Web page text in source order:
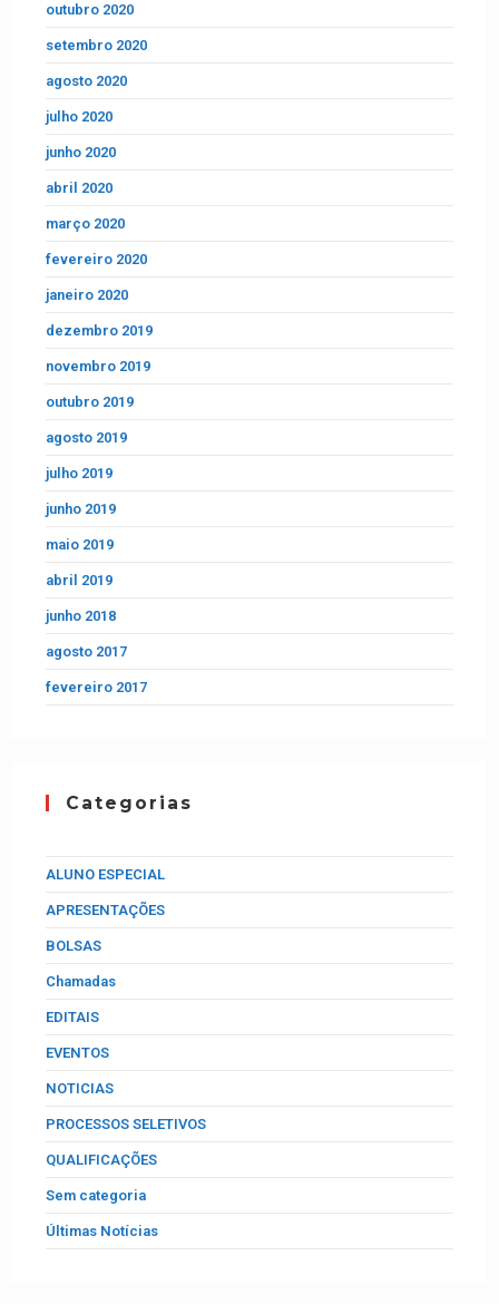
outubro 2020
setembro 2020
agosto 2020
julho 2020
junho 2020
abril 2020
março 2020
fevereiro 2020
janeiro 2020
dezembro 2019
novembro 2019
outubro 2019
agosto 2019
julho 2019
junho 2019
maio 2019
abril 2019
junho 2018
agosto 2017
fevereiro 2017
Categorias
ALUNO ESPECIAL
APRESENTAÇÕES
BOLSAS
Chamadas
EDITAIS
EVENTOS
NOTICIAS
PROCESSOS SELETIVOS
QUALIFICAÇÕES
Sem categoria
Últimas Notícias